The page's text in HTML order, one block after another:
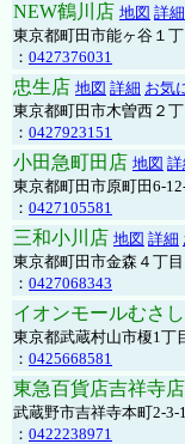
NEW鶴川店 地図 詳細
東京都町田市能ヶ谷１
： 0427376031
忠生店 地図 詳細 お気
東京都町田市木曽西２
： 0427923151
小田急町田店 地図 詳
東京都町田市原町田6-
： 0427105581
三和小川店 地図 詳細
東京都町田市金森４丁
： 0427068343
イオンモールむさ
東京都武蔵村山市榎1丁
： 0425668581
東急百貨店吉祥寺店
武蔵野市吉祥寺本町2-
： 0422238971